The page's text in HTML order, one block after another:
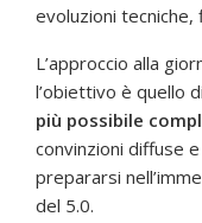
evoluzioni tecniche,
L’approccio alla
l’obiettivo è quello
più possibile
convinzioni diffuse
prepararsi
del 5.0.